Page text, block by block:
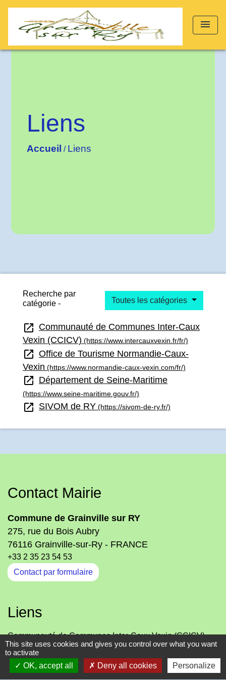
menu
Liens
Accueil / Liens
Recherche par
catégorie -
Toutes les catégories
open_in_new Communauté de Communes Inter-Caux
Vexin (CCICV) (https://www.intercauxvexin.fr/fr/)
open_in_new Office de Tourisme Normandie-Caux-
Vexin (https://www.normandie-caux-vexin.com/fr/)
open_in_new Département de Seine-Maritime
(https://www.seine-maritime.gouv.fr/)
open_in_new SIVOM de RY (https://sivom-de-ry.fr/)
Contact Mairie
Commune de Grainville sur RY
275, rue du Bois Aubry
76116 Grainville-sur-Ry - FRANCE
+33 2 35 23 54 53
Contact par formulaire
Liens
Communauté de Communes Inter-Caux Vexin (CCICV)
Office de Tourisme Normandie-Caux-Vexin
Département de Seine-Maritime
SIVOM de RY
This site uses cookies and gives you control over what you want
to activate
OK, accept all
Deny all cookies Personalize